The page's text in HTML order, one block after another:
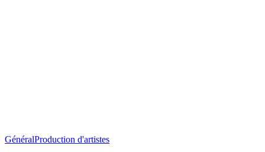
GénéralProduction d'artistesKery